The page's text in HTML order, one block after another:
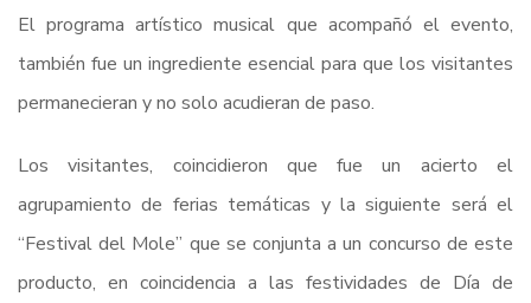
El programa artístico musical que acompañó el evento,
también fue un ingrediente esencial para que los visitantes
permanecieran y no solo acudieran de paso.
Los visitantes, coincidieron que fue un acierto el
agrupamiento de ferias temáticas y la siguiente será el
“Festival del Mole” que se conjunta a un concurso de este
producto, en coincidencia a las festividades de Día de